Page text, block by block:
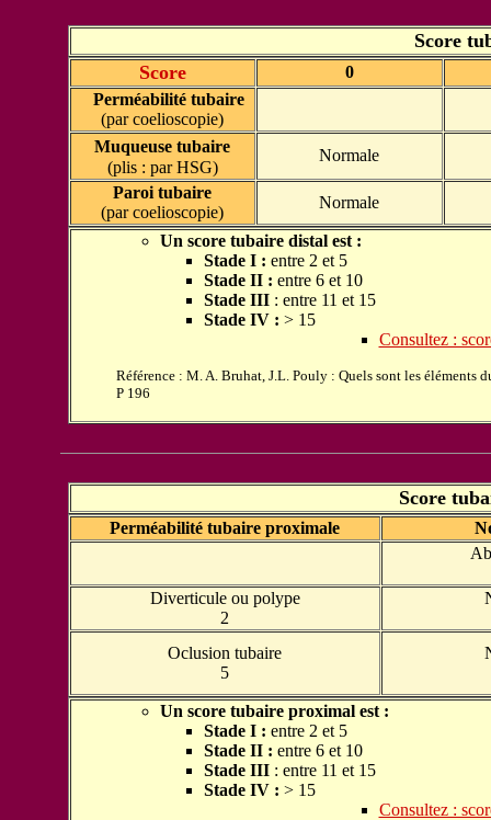
Score
Score
0
Perméabilité tubaire
(par coelioscopie)
Muqueuse tubaire
(plis : par HSG)
Normale
Paroi tubaire
(par coelioscopie)
Normale
Un score tubaire distal est :
Stade I : entre 2 et 5
Stade II: entre 6 et 10
Stade III: entre 11 et 15
Stade IV : > 15
Consultez :
Référence : M. A. Bruhat, J.L. Pouly : Quels sont les
P 196
Score
Perméabilité tubaire proximale N
Diverticule ou polype
2
Oclusion tubaire
5
Un score tubaire proximal est :
Stade I : entre 2 et 5
Stade II: entre 6 et 10
Stade III: entre 11 et 15
Stade IV : > 15
Consultez :